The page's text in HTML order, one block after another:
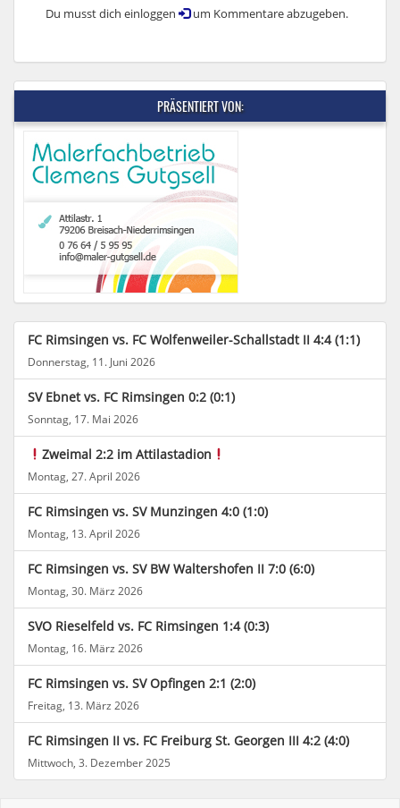
Du musst dich einloggen um Kommentare abzugeben.
PRÄSENTIERT VON:
FC Rimsingen vs. FC Wolfenweiler-Schallstadt II 4:4 (1:1)
Donnerstag, 11. Juni 2026
SV Ebnet vs. FC Rimsingen 0:2 (0:1)
Sonntag, 17. Mai 2026
Zweimal 2:2 im Attilastadion
Montag, 27. April 2026
FC Rimsingen vs. SV Munzingen 4:0 (1:0)
Montag, 13. April 2026
FC Rimsingen vs. SV BW Waltershofen II 7:0 (6:0)
Montag, 30. März 2026
SVO Rieselfeld vs. FC Rimsingen 1:4 (0:3)
Montag, 16. März 2026
FC Rimsingen vs. SV Opfingen 2:1 (2:0)
Freitag, 13. März 2026
FC Rimsingen II vs. FC Freiburg St. Georgen III 4:2 (4:0)
Mittwoch, 3. Dezember 2025